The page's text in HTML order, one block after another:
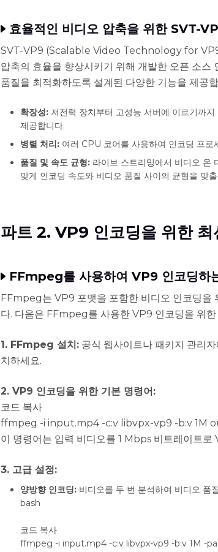
효율적인 비디오 압축을 위한 SVT-
SVT-VP9 (Scalable Video Technology for
압축의 효율을 향상시키기 위해 개발한 오픈 소스
품질을 최적화하도록 설계된 다양한 기능을 제공
확장성: 저전력 장치부터 고성능 서버에 이르기까
제공합니다.
병렬 처리: 여러 CPU 코어를 사용하여 인코딩 프로
품질 및 속도 균형: 라이브 스트리밍에서 비디오 온
맞게 인코딩 속도와 비디오 품질 사이의 균형을 맞
파트 2. VP9 인코딩을 위한 최
FFmpeg를 사용하여 VP9 인코딩하
FFmpeg는 VP9 포맷을 포함한 비디오 인코딩을
다. 다음은 FFmpeg를 사용한 VP9 인코딩을 위한
1. FFmpeg 설치: 공식 웹사이트나 패키지 관리
치하세요.
2. VP9 인코딩을 위한 기본 명령어:
코드 복사
ffmpeg -i input.mp4 -c:v libvpx-vp9 -b:v 1M
이 명령어는 입력 비디오를 1 Mbps 비트레이트로
3. 고급 설정:
양방향 인코딩: 비디오를 두 번 분석하여 비디오 품
bash
코드 복사
ffmpeg -i input.mp4 -c:v libvpx-vp9 -b:v 1M -